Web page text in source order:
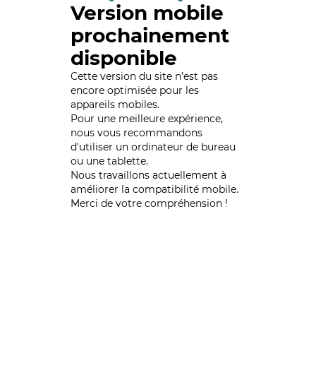
Version mobile
prochainement
disponible
Cette version du site n’est pas
encore optimisée pour les
appareils mobiles.
Pour une meilleure expérience,
nous vous recommandons
d'utiliser un ordinateur de bureau
ou une tablette.
Nous travaillons actuellement à
améliorer la compatibilité mobile.
Merci de votre compréhension !